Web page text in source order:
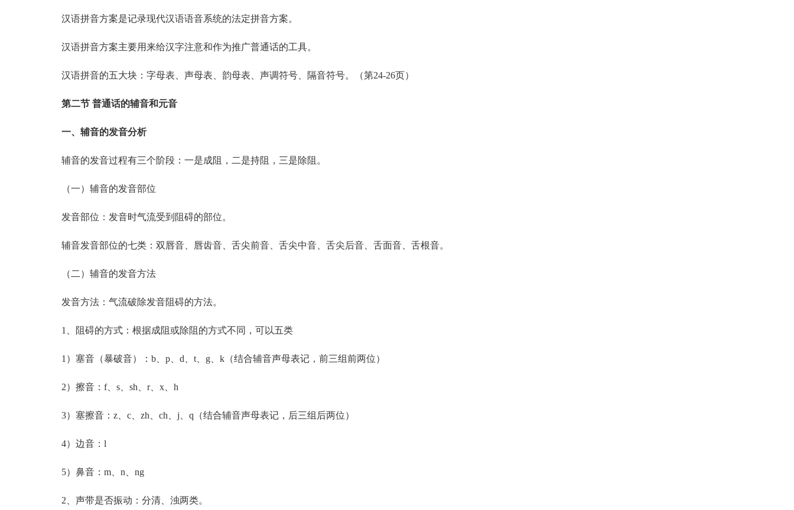
汉语拼音方案是记录现代汉语语音系统的法定拼音方案。
汉语拼音方案主要用来给汉字注意和作为推广普通话的工具。
汉语拼音的五大块：字母表、声母表、韵母表、声调符号、隔音符号。（第24-26页）
第二节 普通话的辅音和元音
一、辅音的发音分析
辅音的发音过程有三个阶段：一是成阻，二是持阻，三是除阻。
（一）辅音的发音部位
发音部位：发音时气流受到阻碍的部位。
辅音发音部位的七类：双唇音、唇齿音、舌尖前音、舌尖中音、舌尖后音、舌面音、舌根音。
（二）辅音的发音方法
发音方法：气流破除发音阻碍的方法。
1、阻碍的方式：根据成阻或除阻的方式不同，可以五类
1）塞音（暴破音）：b、p、d、t、g、k（结合辅音声母表记，前三组前两位）
2）擦音：f、s、sh、r、x、h
3）塞擦音：z、c、zh、ch、j、q（结合辅音声母表记，后三组后两位）
4）边音：l
5）鼻音：m、n、ng
2、声带是否振动：分清、浊两类。